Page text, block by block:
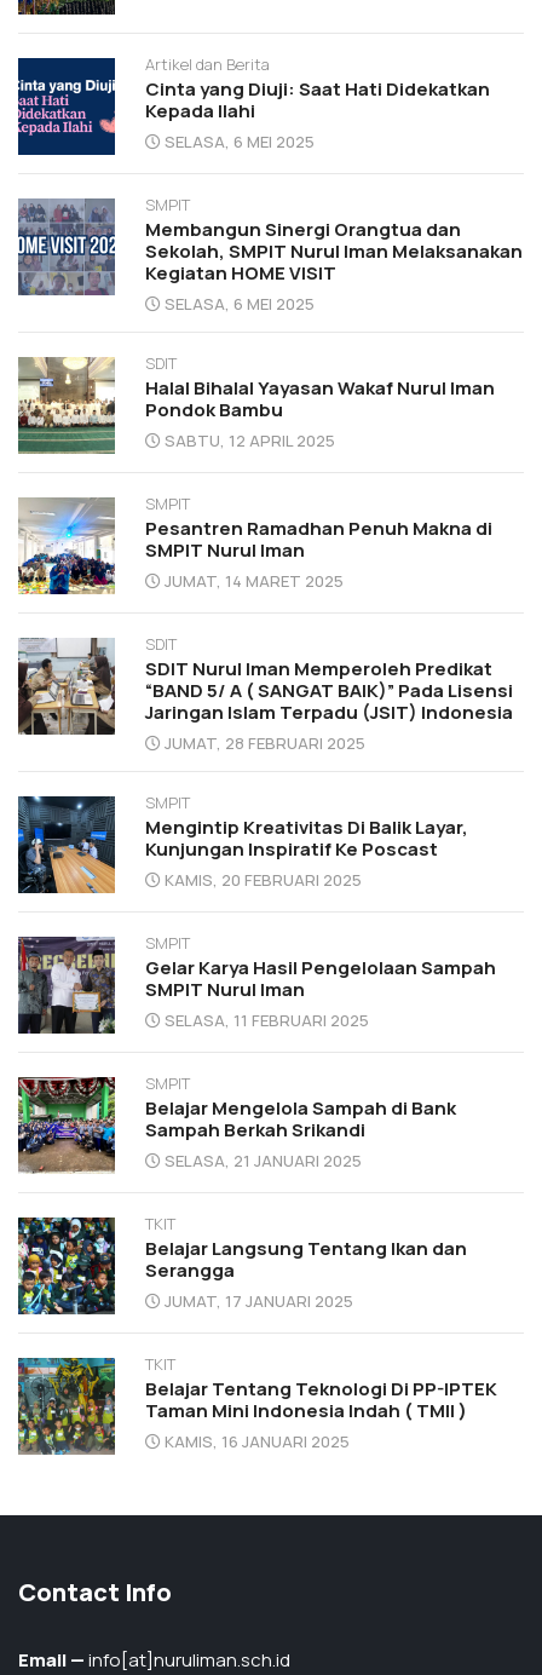
Artikel dan Berita
Cinta yang Diuji: Saat Hati Didekatkan
Kepada Ilahi
SELASA, 6 MEI 2025
SMPIT
Membangun Sinergi Orangtua dan
Sekolah, SMPIT Nurul Iman Melaksanakan
Kegiatan HOME VISIT
SELASA, 6 MEI 2025
SDIT
Halal Bihalal Yayasan Wakaf Nurul Iman
Pondok Bambu
SABTU, 12 APRIL 2025
SMPIT
Pesantren Ramadhan Penuh Makna di
SMPIT Nurul Iman
JUMAT, 14 MARET 2025
SDIT
SDIT Nurul Iman Memperoleh Predikat
“BAND 5/ A ( SANGAT BAIK)” Pada Lisensi
Jaringan Islam Terpadu (JSIT) Indonesia
JUMAT, 28 FEBRUARI 2025
SMPIT
Mengintip Kreativitas Di Balik Layar,
Kunjungan Inspiratif Ke Poscast
KAMIS, 20 FEBRUARI 2025
SMPIT
Gelar Karya Hasil Pengelolaan Sampah
SMPIT Nurul Iman
SELASA, 11 FEBRUARI 2025
SMPIT
Belajar Mengelola Sampah di Bank
Sampah Berkah Srikandi
SELASA, 21 JANUARI 2025
TKIT
Belajar Langsung Tentang Ikan dan
Serangga
JUMAT, 17 JANUARI 2025
TKIT
Belajar Tentang Teknologi Di PP-IPTEK
Taman Mini Indonesia Indah ( TMII )
KAMIS, 16 JANUARI 2025
Contact Info
Email —info[at]nuruliman.sch.id